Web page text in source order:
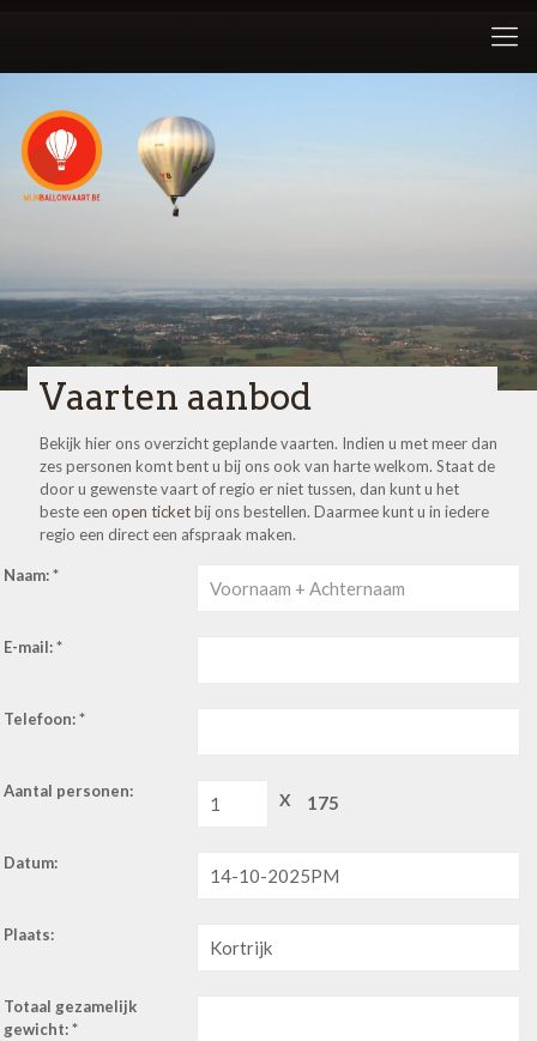
Vaarten aanbod
Bekijk hier ons overzicht geplande vaarten. Indien u met meer dan
zes personen komt bent u bij ons ook van harte welkom. Staat de
door u gewenste vaart of regio er niet tussen, dan kunt u het
beste een open ticketbij ons bestellen. Daarmee kunt u in iedere
regio een direct een afspraak maken.
Naam: *
E-mail: *
Telefoon: *
Aantal personen: X
Datum:
Plaats:
Totaal gezamelijk
gewicht: *